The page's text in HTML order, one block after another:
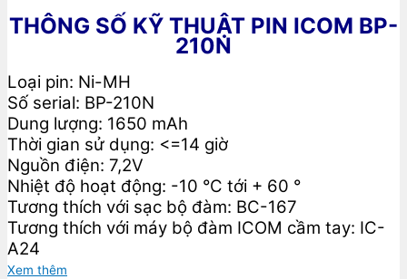
THÔNG SỐ KỸ THUẬT PIN ICOM BP-
210N
Loại pin: Ni-MH
Số serial: BP-210N
Dung lượng: 1650 mAh
Thời gian sử dụng: <=14 giờ
Nguồn điện: 7,2V
Nhiệt độ hoạt động: -10 °C tới + 60 °
Tương thích với sạc bộ đàm: BC-167
Tương thích với máy bộ đàm ICOM cầm tay: IC-
A24
Xem thêm